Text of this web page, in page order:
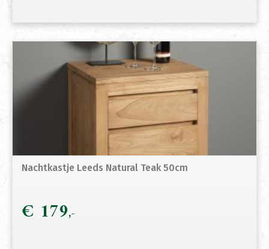
Nachtkastje Leeds Natural Teak 50cm
€ 179